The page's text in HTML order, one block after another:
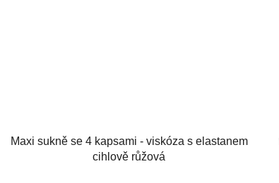
Maxi sukně se 4 kapsami - viskóza s elastanem
cihlově růžová